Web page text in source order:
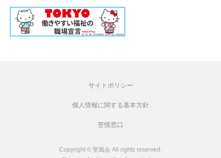
サイトポリシー
個人情報に関する基本方針
苦情窓口
Copyright © 聖風会 All rights reserved.